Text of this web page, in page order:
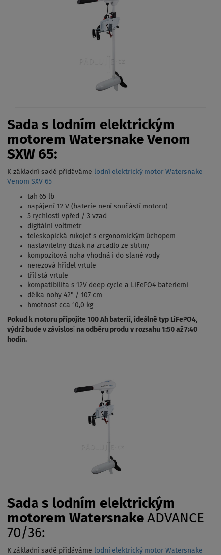
Sada s lodním elektrickým
motorem Watersnake Venom
SXW 65:
K základní sadě přidáváme
lodní elektrický motor Watersnake
Venom SXV 65
tah 65 lb
napájení 12 V (baterie není součástí motoru)
5 rychlostí vpřed / 3 vzad
digitální voltmetr
teleskopická rukojeť s ergonomickým úchopem
nastavitelný držák na zrcadlo ze slitiny
kompozitová noha vhodná i do slané vody
nerezová hřídel vrtule
třílistá vrtule
kompatibilita s 12V deep cycle a LiFePO4 bateriemi
délka nohy 42" / 107 cm
hmotnost cca 10,0 kg
Pokud k motoru připojíte 100 Ah baterii, ideálně typ LiFePO4,
výdrž bude v závislosi na odběru produ v rozsahu 1:50 až 7:40
hodin.
Sada s lodním elektrickým
motorem Watersnake ADVANCE
70/36:
K základní sadě přidáváme lodní elektrický motor Watersnake